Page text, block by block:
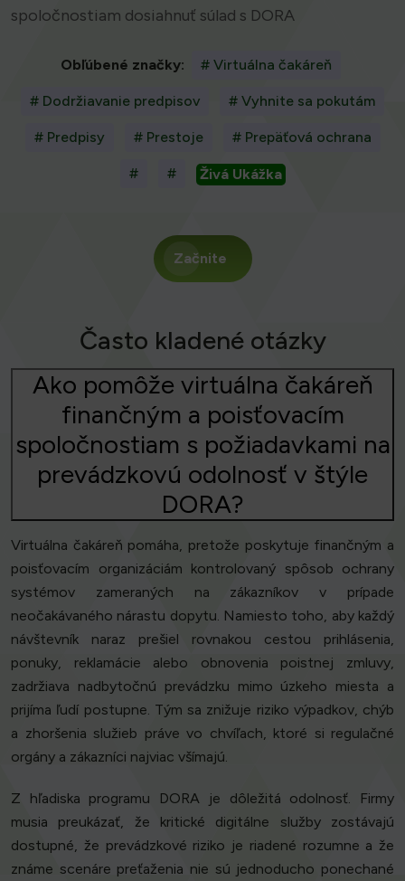
spoločnostiam dosiahnuť súlad s DORA
Obľúbené značky: # Virtuálna čakáreň
# Dodržiavanie predpisov # Vyhnite sa pokutám
# Predpisy # Prestoje # Prepäťová ochrana
# # Živá Ukážka
Začnite
Často kladené otázky
Ako pomôže virtuálna čakáreň
finančným a poisťovacím
spoločnostiam s požiadavkami na
prevádzkovú odolnosť v štýle
DORA?
Virtuálna čakáreň pomáha, pretože poskytuje finančným a
poisťovacím organizáciám kontrolovaný spôsob ochrany
systémov zameraných na zákazníkov v prípade
neočakávaného nárastu dopytu. Namiesto toho, aby každý
návštevník naraz prešiel rovnakou cestou prihlásenia,
ponuky, reklamácie alebo obnovenia poistnej zmluvy,
zadržiava nadbytočnú prevádzku mimo úzkeho miesta a
prijíma ľudí postupne. Tým sa znižuje riziko výpadkov, chýb
a zhoršenia služieb práve vo chvíľach, ktoré si regulačné
orgány a zákazníci najviac všímajú.
Z hľadiska programu DORA je dôležitá odolnosť. Firmy
musia preukázať, že kritické digitálne služby zostávajú
dostupné, že prevádzkové riziko je riadené rozumne a že
známe scenáre preťaženia nie sú jednoducho ponechané